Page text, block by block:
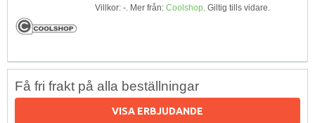
Villkor: -. Mer från: Coolshop. Giltig tills vidare.
Få fri frakt på alla beställningar
VISA ERBJUDANDE